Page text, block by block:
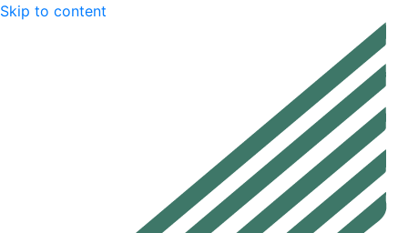
Skip to content